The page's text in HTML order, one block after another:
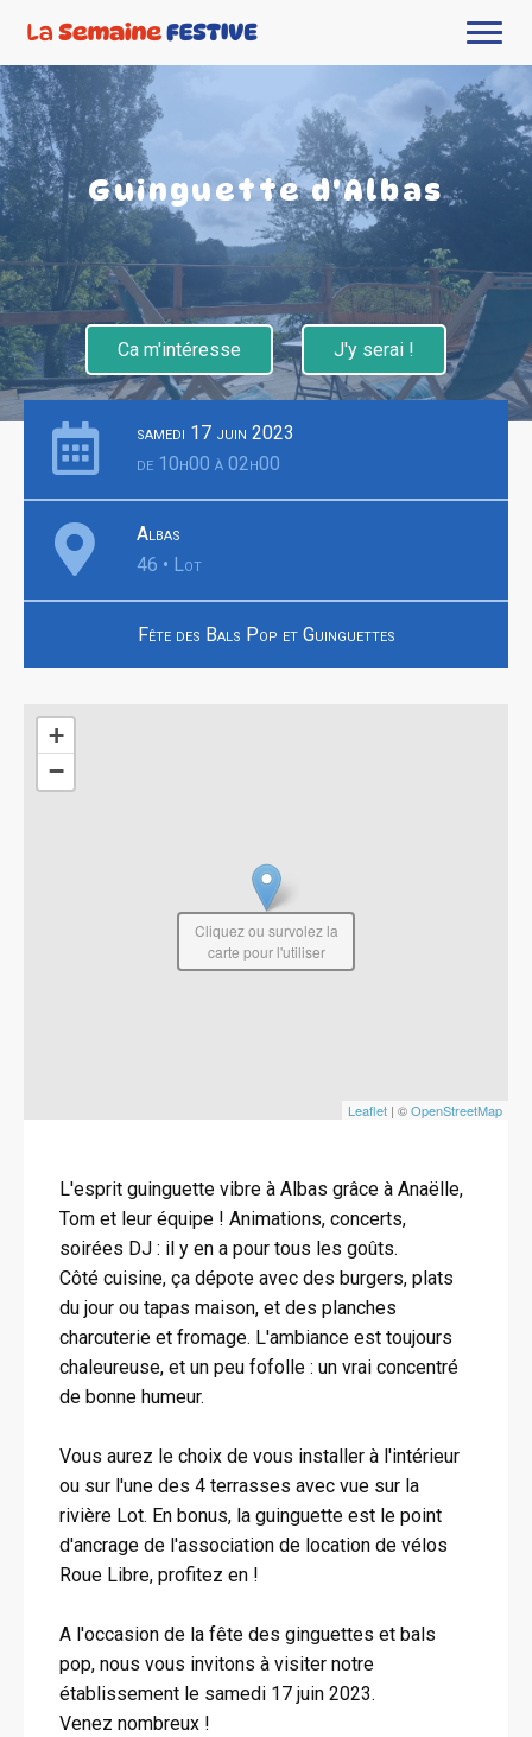
Guinguette d'Albas
Ca m'intéresse J'y serai !
samedi 17 juin 2023
de 10h00 à 02h00
Albas
46 • Lot
Fête des Bals Pop et Guinguettes
+
−
Leaflet | ©OpenStreetMap
Cliquez ou survolez la
carte pour l'utiliser
L'esprit guinguette vibre à Albas grâce à Anaëlle,
Tom et leur équipe ! Animations, concerts,
soirées DJ : il y en a pour tous les goûts.
Côté cuisine, ça dépote avec des burgers, plats
du jour ou tapas maison, et des planches
charcuterie et fromage. L'ambiance est toujours
chaleureuse, et un peu fofolle : un vrai concentré
de bonne humeur.
Vous aurez le choix de vous installer à l'intérieur
ou sur l'une des 4 terrasses avec vue sur la
rivière Lot. En bonus, la guinguette est le point
d'ancrage de l'association de location de vélos
Roue Libre, profitez en !
A l'occasion de la fête des ginguettes et bals
pop, nous vous invitons à visiter notre
établissement le samedi 17 juin 2023.
Venez nombreux !